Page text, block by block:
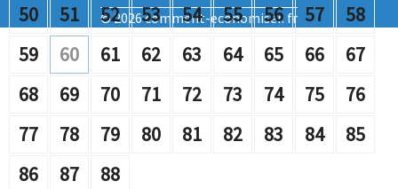
50
51 52 53 54 55 56 57
58
59
60 61 62 63 64 65 66
67
68
69 70 71 72 73 74 75
76
77
78 79 80 81 82 83 84
85
86
87 88
© 2026 comment-economiser. fr